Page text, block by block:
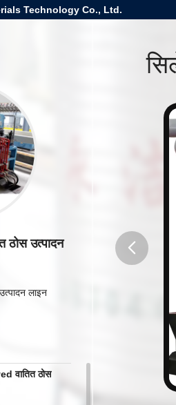
Technology Co., Ltd.
उत्पादन
लाइन
वातित ठोस